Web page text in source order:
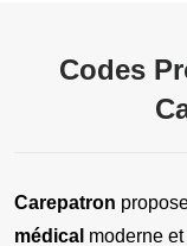
Codes
Carepatron
médical moderne